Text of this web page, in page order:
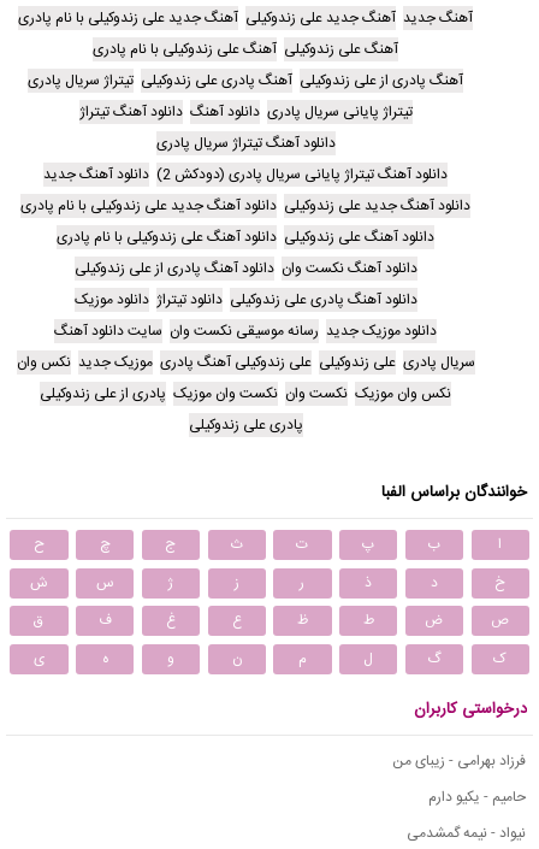
آهنگ جدید آهنگ جدید علی زندوکیلی آهنگ جدید علی زندوکیلی با نام پادری
آهنگ علی زندوکیلی آهنگ علی زندوکیلی با نام پادری
آهنگ پادری از علی زندوکیلی آهنگ پادری علی زندوکیلی تیتراژ سریال پادری
تیتراژ پایانی سریال پادری دانلود آهنگ دانلود آهنگ تیتراژ
دانلود آهنگ تیتراژ سریال پادری
دانلود آهنگ تیتراژ پایانی سریال پادری (دودکش 2)
دانلود آهنگ جدید
دانلود آهنگ جدید علی زندوکیلی دانلود آهنگ جدید علی زندوکیلی با نام پادری
دانلود آهنگ علی زندوکیلی دانلود آهنگ علی زندوکیلی با نام پادری
دانلود آهنگ نکست وان دانلود آهنگ پادری از علی زندوکیلی
دانلود آهنگ پادری علی زندوکیلی دانلود تیتراژ دانلود موزیک
دانلود موزیک جدید رسانه موسیقی نکست وان سایت دانلود آهنگ
سریال پادری علی زندوکیلی علی زندوکیلی آهنگ پادری موزیک جدید نکس وان
نکس وان موزیک نکست وان نکست وان موزیک پادری از علی زندوکیلی
پادری علی زندوکیلی
خوانندگان براساس الفبا
ا ب پ ت ث ج چ
ح
خ
د ذ ر ز ژ س
ش
ص
ض ط ظ ع غ ف
ق
ک
گ ل م ن و ه ی
درخواستی کاربران
فرزاد بهرامی - زیبای من
حامیم - یکیو دارم
نیواد - نیمه گمشدمی